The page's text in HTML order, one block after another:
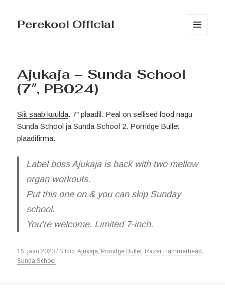
Perekool Official
Ajukaja – Sunda School
(7″, PB024)
Siit saab kuulda. 7″ plaadil. Peal on sellised lood nagu
Sunda School ja Sunda School 2. Porridge Bullet
plaadifirma.
Label boss Ajukaja is back with two mellow
organ workouts.
Put this one on & you can skip Sunday
school.
You’re welcome. Limited 7-inch.
15. jaan 2020 / Sildid:Ajukaja, Porridge Bullet, Razer Hammerhead ,
Sunda School